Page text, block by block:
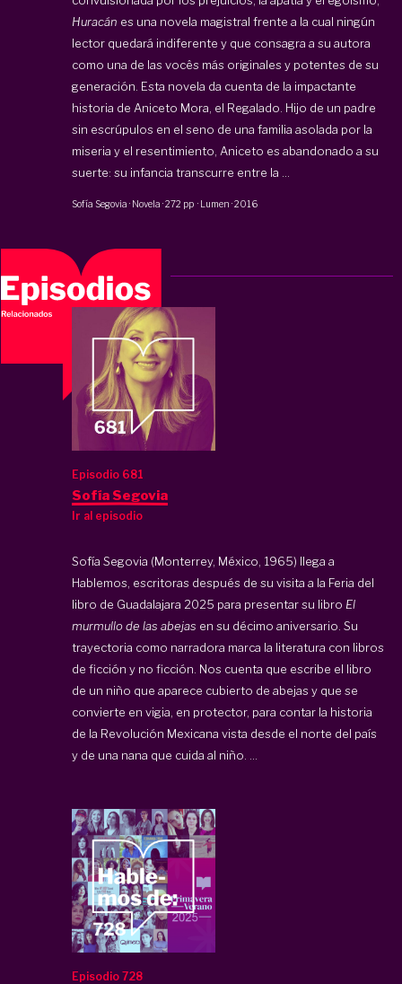
Huracán es una novela magistral frente a la cual ningún
lector quedará indiferente y que consagra a su autora
como una de las vocês más originales y potentes de su
generación. Esta novela da cuenta de la impactante
historia de Aniceto Mora, el Regalado. Hijo de un padre
sin escrúpulos en el seno de una familia asolada por la
miseria y el resentimiento, Aniceto es abandonado a su
suerte: su infancia transcurre entre la ...
Sofía Segovia · Novela ·272 pp · Lumen ·2016
Episodio 681
Sofía Segovia
Ir al episodio
Sofía Segovia (Monterrey, México, 1965) llega a
Hablemos, escritoras después de su visita a la Feria del
libro de Guadalajara 2025 para presentar su libro El
murmullo de las abejas en su décimo aniversario. Su
trayectoria como narradora marca la literatura con libros
de ficción y no ficción. Nos cuenta que escribe el libro
de un niño que aparece cubierto de abejas y que se
convierte en vigia, en protector, para contar la historia
de la Revolución Mexicana vista desde el norte del país
y de una nana que cuida al niño. ...
Episodio 728